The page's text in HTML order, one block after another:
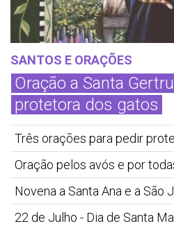
SANTOS E ORAÇÕES
Oração a Santa
protetora dos gatos
Três orações para pedir
Oração pelos avós e por
Novena a Santa Ana e a São
22 de Julho - Dia de Santa